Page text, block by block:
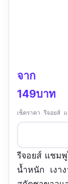
จาก
149บาท
เช็คราคา รีจอยส์
รีจอยส์ แชม
น้ำหนัก เงา